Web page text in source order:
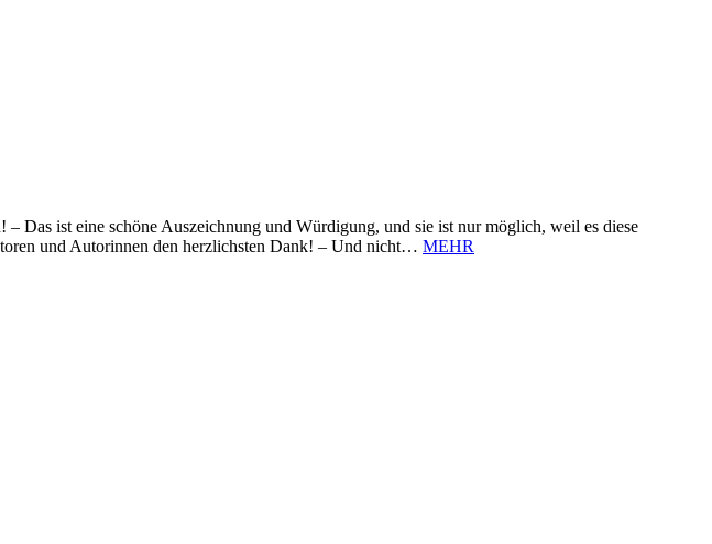
Das ist eine schöne Auszeichnung und Würdigung, und sie ist nur möglich, weil es diese
und Autorinnen den herzlichsten Dank! – Und nicht… MEHR